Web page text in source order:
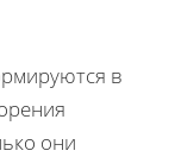
в
они